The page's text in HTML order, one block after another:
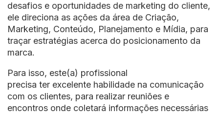
desafios e oportunidades de marketing do cliente,
ele direciona as ações da área de Criação,
Marketing, Conteúdo, Planejamento e Mídia, para
traçar estratégias acerca do posicionamento da
marca.
Para isso, este(a) profissional
precisa ter excelente habilidade na comunicação
com os clientes, para realizar reuniões e
encontros onde coletará informações necessárias